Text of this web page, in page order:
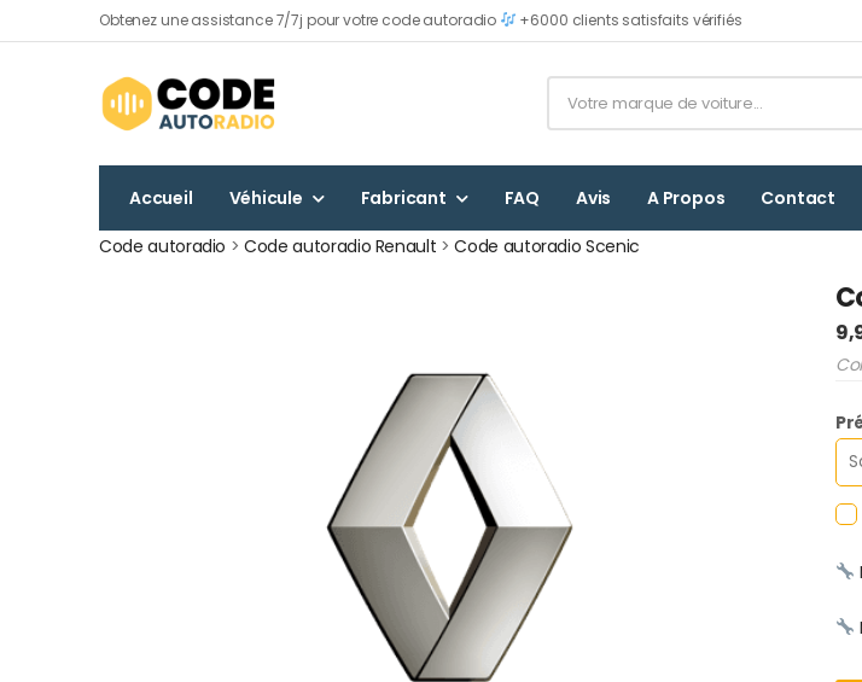
Obtenez une assistance 7/7j pour votre code autoradio +6000 clients satisfaits vérifiés
Accueil Véhicule Fabricant FAQ Avis A Propos Contact
Code autoradio >Code autoradio Renault >Code autoradio Scenic